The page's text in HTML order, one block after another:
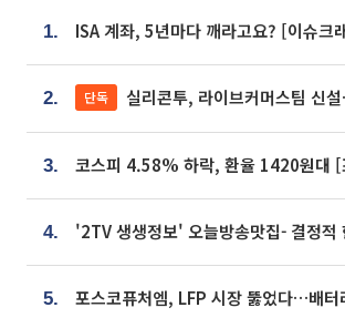
1. ISA 계좌, 5년마다 깨라고요? [이슈크
2. 단독 실리콘투, 라이브커머스팀 신설…K뷰티 ‘글로벌 판매망’
3. 코스피 4.58% 하락, 환율 1420원대 [
4.
5.